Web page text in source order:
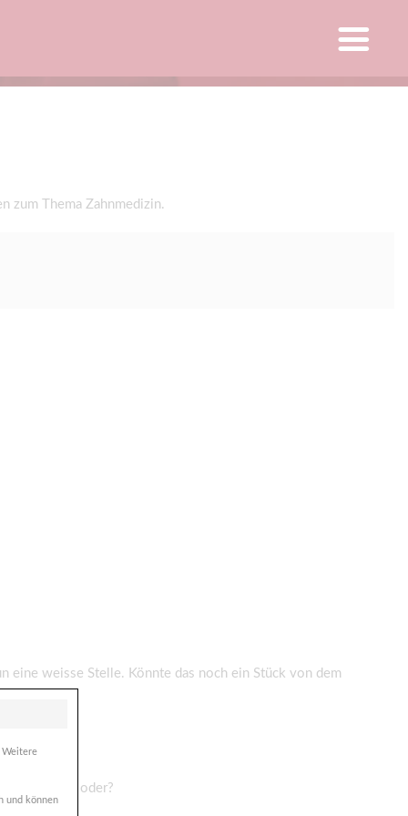
zum Thema Zahnmedizin.
eine weisse Stelle. Könnte das noch ein Stück von dem
nicht.
haben oder?
Weitere
und können